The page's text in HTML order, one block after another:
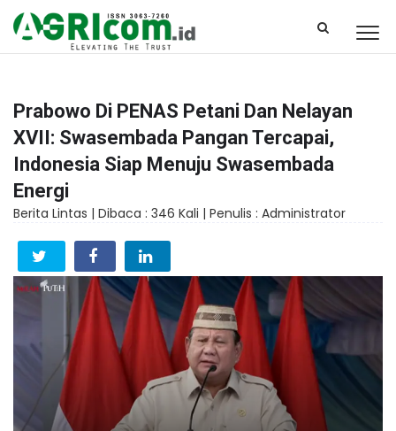
Prabowo Di PENAS Petani Dan Nelayan
XVII: Swasembada Pangan Tercapai,
Indonesia Siap Menuju Swasembada
Energi
Berita Lintas | Dibaca : 346 Kali | Penulis : Administrator